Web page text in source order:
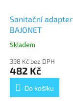
Sanitační adapter
BAJONET
Průměrné
produktu
je
5,0
Skladem
398 Kč bez DPH
482 Kč
Do košíku